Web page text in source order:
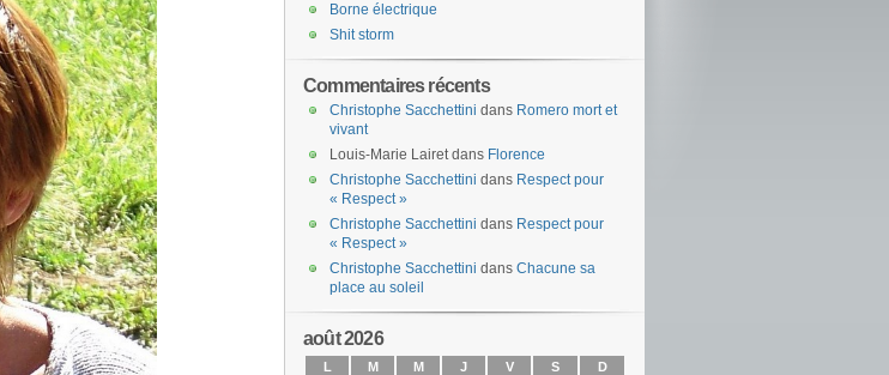
Borne électrique
Shit storm
Commentaires récents
Christophe Sacchettini dans Romero mort et
vivant
Louis-Marie Lairetdans Florence
Christophe Sacchettini dans Respect pour
« Respect »
Christophe Sacchettini dans Respect pour
« Respect »
Christophe Sacchettini dans Chacune sa
place au soleil
août 2026
L M M J V S D